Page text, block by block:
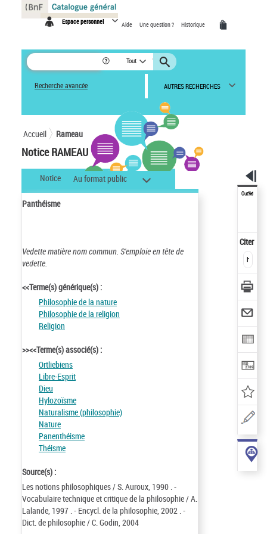
Espace personnel Aide Une question ? Historique
Tout
Recherche avancée AUTRES RECHERCHES
Accueil Rameau
Notice RAMEAU
Notice Au format public
Panthéisme
Vedette matière nom commun. S'emploie en tête de
vedette.
<<Terme(s) générique(s) :
Philosophie de la nature
Philosophie de la religion
Religion
>><<Terme(s) associé(s) :
Ortliebiens
Libre-Esprit
Dieu
Hylozoïsme
Naturalisme (philosophie)
Nature
Panenthéisme
Théisme
Source(s) :
Les notions philosophiques / S. Auroux, 1990 . -
Vocabulaire technique et critique de la philosophie / A.
Lalande, 1997 . - Encycl. de la philosophie, 2002 . -
Dict. de philosophie / C. Godin, 2004
Outils
Citer
Panneau de gestion des cookies